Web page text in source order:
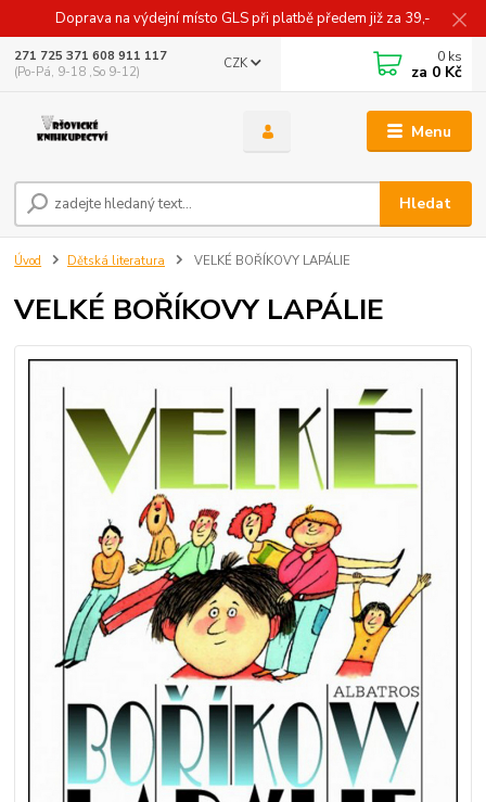
Doprava na výdejní místo GLS při platbě předem již za 39,-
Menu
CZK
Hledat
271 725 371 608 911 117
(Po-Pá, 9-18 ,So 9-12)
0 ks
za 0 Kč
Úvod Dětská literatura VELKÉ BOŘÍKOVY LAPÁLIE
VELKÉ BOŘÍKOVY LAPÁLIE